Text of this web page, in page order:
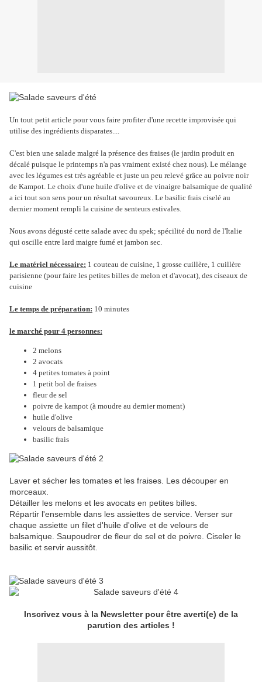
Un tout petit article pour vous faire profiter d'une recette improvisée qui
utilise des ingrédients disparates....
C'est bien une salade malgré la présence des fraises (le jardin produit en
décalé puisque le printemps n'a pas vraiment existé chez nous). Le mélange
avec les légumes est très agréable et juste un peu relevé grâce au poivre noir
de Kampot. Le choix d'une huile d'olive et de vinaigre balsamique de qualité
a ici tout son sens pour un résultat savoureux. Le basilic frais ciselé au
dernier moment rempli la cuisine de senteurs estivales.
Nous avons dégusté cette salade avec du spek; spécilité du nord de l'Italie
qui oscille entre lard maigre fumé et jambon sec.
Le matériel nécessaire: 1 couteau de cuisine, 1 grosse cuillère, 1 cuillère
parisienne (pour faire les petites billes de melon et d'avocat), des ciseaux de
cuisine
Le temps de préparation: 10 minutes
le marché pour 4 personnes:
2 melons
2 avocats
4 petites tomates à point
1 petit bol de fraises
fleur de sel
poivre de kampot (à moudre au dernier moment)
huile d'olive
velours de balsamique
basilic frais
Laver et sécher les tomates et les fraises. Les découper en
morceaux.
Détailler les melons et les avocats en petites billes.
Répartir l'ensemble dans les assiettes de service. Verser sur
chaque assiette un filet d'huile d'olive et de velours de
balsamique. Saupoudrer de fleur de sel et de poivre. Ciseler le
basilic et servir aussitôt.
Inscrivez vous à la Newsletter pour être averti(e) de la
parution des articles !